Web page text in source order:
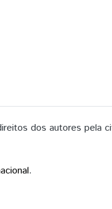
dos autores pela
.